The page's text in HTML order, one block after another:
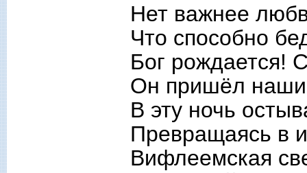
Нет важнее
Что способно
Бог рождается!
Он пришёл наши
В эту ночь
Превращаясь в
Вифлеемская